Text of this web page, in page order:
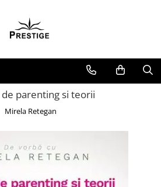
parenting si teorii
Mirela Retegan